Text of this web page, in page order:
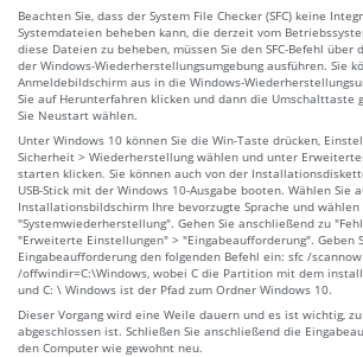
Beachten Sie, dass der System File Checker (SFC) keine
Systemdateien beheben kann, die derzeit vom
diese Dateien zu beheben, müssen Sie den SFC-Befehl
der Windows-Wiederherstellungsumgebung ausführen. Sie
Anmeldebildschirm aus in die Windows-
Sie auf Herunterfahren klicken und dann die Umschalttaste
Sie Neustart wählen.
Unter Windows 10 können Sie die Win-Taste drücken,
Sicherheit > Wiederherstellung wählen und unter
starten klicken. Sie können auch von der
USB-Stick mit der Windows 10-Ausgabe booten. Wählen Sie
Installationsbildschirm Ihre bevorzugte Sprache und wählen
"Systemwiederherstellung". Gehen Sie anschließend zu
"Erweiterte Einstellungen" > "Eingabeaufforderung". Geben
Eingabeaufforderung den folgenden Befehl ein: sfc /
/offwindir=C:\Windows, wobei C die Partition mit dem
und C: \ Windows ist der Pfad zum Ordner Windows 10.
Dieser Vorgang wird eine Weile dauern und es ist wichtig,
abgeschlossen ist. Schließen Sie anschließend die
den Computer wie gewohnt neu.